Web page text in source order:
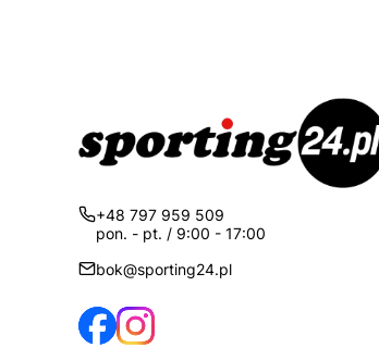
+48 797 959 509
pon. - pt. / 9:00 - 17:00
bok@sporting24.pl